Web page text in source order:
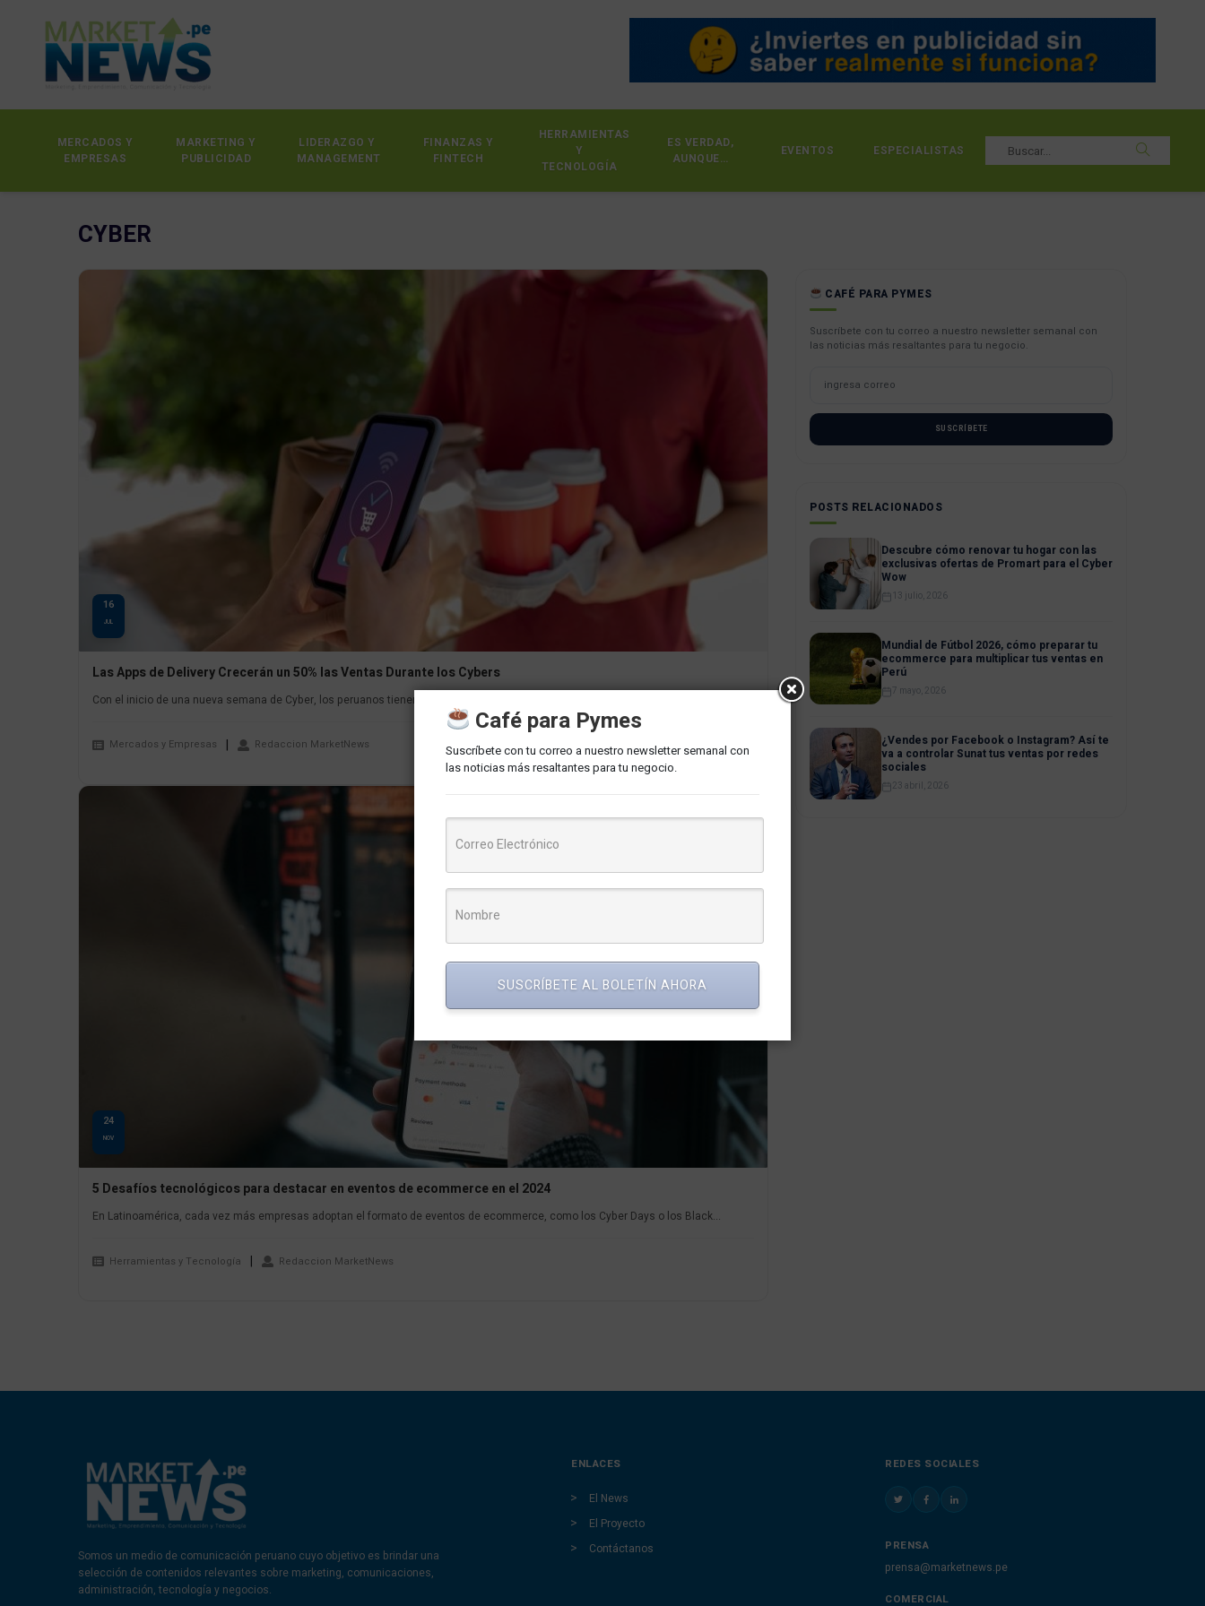
MERCADOS Y
EMPRESAS
MARKETING Y
PUBLICIDAD
LIDERAZGO Y
MANAGEMENT
FINANZAS Y
FINTECH
HERRAMIENTAS
Y
TECNOLOGÍA
ES VERDAD,
AUNQUE…
EVENTOS ESPECIALISTAS
CYBER
16
JUL
Las Apps de Delivery Crecerán un 50% las Ventas Durante los Cybers
Con el inicio de una nueva semana de Cyber, los peruanos tienen una excelente oportunidad para adquirir sus productos favoritos...
Mercados y Empresas Redaccion MarketNews
24
NOV
5 Desafíos tecnológicos para destacar en eventos de ecommerce en el 2024
En Latinoamérica, cada vez más empresas adoptan el formato de eventos de ecommerce, como los Cyber Days o los Black...
Herramientas y Tecnología Redaccion MarketNews
CAFÉ PARA PYMES
Suscríbete con tu correo a nuestro newsletter semanal con
las noticias más resaltantes para tu negocio.
SUSCRÍBETE
POSTS RELACIONADOS
Descubre cómo renovar tu hogar con las
exclusivas ofertas de Promart para el Cyber
Wow
13 julio, 2026
Mundial de Fútbol 2026, cómo preparar tu
ecommerce para multiplicar tus ventas en
Perú
7 mayo, 2026
¿Vendes por Facebook o Instagram? Así te
va a controlar Sunat tus ventas por redes
sociales
23 abril, 2026
Somos un medio de comunicación peruano cuyo objetivo es brindar una
selección de contenidos relevantes sobre marketing, comunicaciones,
administración, tecnología y negocios.
ENLACES
El News
El Proyecto
Contáctanos
REDES SOCIALES
PRENSA
prensa@marketnews.pe
COMERCIAL
Café para Pymes
Suscríbete con tu correo a nuestro newsletter semanal con
las noticias más resaltantes para tu negocio.
SUSCRÍBETE AL BOLETÍN AHORA